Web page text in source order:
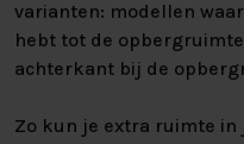
varianten: modellen
hebt tot de
achterkant bij de
Zo kun je extra ruimte in